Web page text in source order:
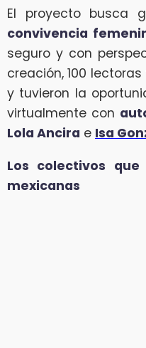
El proyecto busca
convivencia
seguro y con
creación, 100
y tuvieron la
virtualmente con
Lola Ancira e Isa
Los colectivos
mexicanas